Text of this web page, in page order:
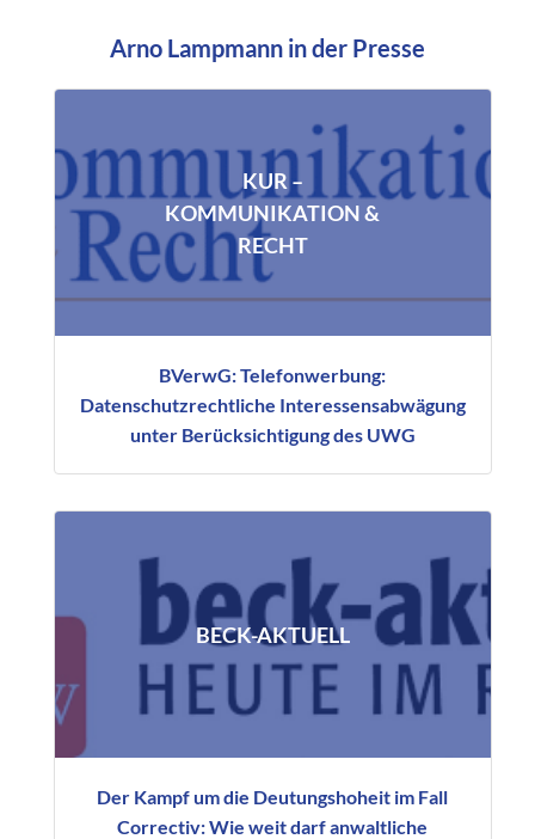
Arno Lampmann in der Presse
KUR –
KOMMUNIKATION &
RECHT
BVerwG: Telefonwerbung:
Datenschutzrechtliche Interessensabwägung
unter Berücksichtigung des UWG
BECK-AKTUELL
Der Kampf um die Deutungshoheit im Fall
Correctiv: Wie weit darf anwaltliche